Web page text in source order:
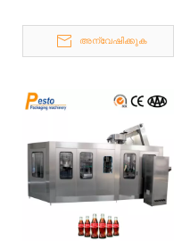
അന്വേഷിക്കുക